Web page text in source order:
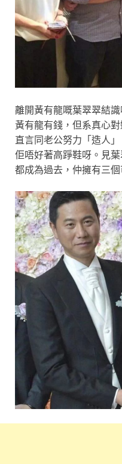
離開黃有龍嘅葉翠翠結
黃有龍有錢，但系真心
直言同老公努力「造人
佢唔好著高踭鞋呀。見
都成為過去，仲擁有三